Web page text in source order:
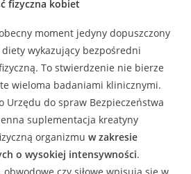
fizyczna kobiet
moment jedyny dopuszczony
wykazujący bezpośredni
To stwierdzenie nie bierze
wieloma badaniami klinicznymi.
Urzędu do spraw Bezpieczeństwa
suplementacja kreatyny
organizmu w zakresie
o wysokiej intensywności.